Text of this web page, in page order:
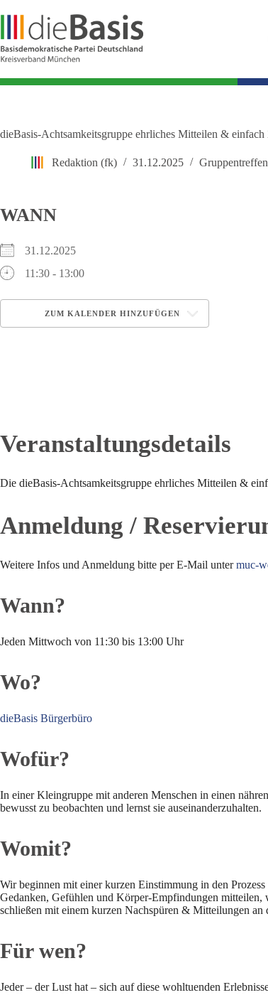
Inhalt
springen
dieBasis-Achtsamkeitsgruppe ehrliches Mitteilen & einfach
Redaktion (fk) 31.12.2025 Gruppentreffen
WANN
31.12.2025
11:30 - 13:00
ZUM KALENDER HINZUFÜGEN
Veranstaltungsdetails
Die dieBasis-Achtsamkeitsgruppe ehrliches Mitteilen &
Anmeldung /
Weitere Infos und Anmeldung bitte per E-Mail untermuc-
Wann?
Jeden Mittwoch von 11:30 bis 13:00 Uhr
Wo?
dieBasis Bürgerbüro
Wofür?
In einer Kleingruppe mit anderen Menschen in einen
bewusst zu beobachten und lernst sie auseinanderzuhalten.
Womit?
Wir beginnen mit einer kurzen Einstimmung in den
Gedanken, Gefühlen und Körper-Empfindungen
schließen mit einem kurzen Nachspüren & Mitteilungen an
Für wen?
Jeder – der Lust hat – sich auf diese wohltuenden